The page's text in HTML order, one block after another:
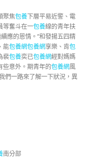
聚焦包養下層平易近警、電
等奮斗在一包養線的青年扶
應的恩情。”和發揚五四精
能包養網包養網享樂、肯包
裴包養奕已包養網經對媽媽
些意外。期青年的包養網風
們一路來了解一下狀況，異
南分部